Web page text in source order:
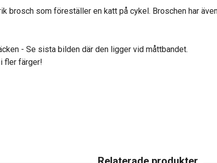
brosch som föreställer en katt på cykel. Broschen har
- Se sista bilden där den ligger vid måttbandet.
fler färger!